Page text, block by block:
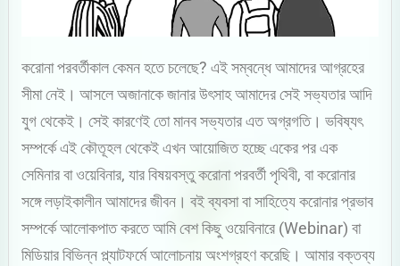
করোনা পরবর্তীকাল কেমন হতে চলেছে? এই সম্বন্ধে আমাদের আগ্রহের
সীমা নেই। আসলে অজানাকে জানার উৎসাহ আমাদের সেই সভ্যতার আদি
যুগ থেকেই। সেই কারণেই তো মানব সভ্যতার এত অগ্রগতি। ভবিষ্যৎ
সম্পর্কে এই কৌতূহল থেকেই এখন আয়োজিত হচ্ছে একের পর এক
সেমিনার বা ওয়েবিনার, যার বিষয়বস্তু করোনা পরবর্তী পৃথিবী, বা করোনার
সঙ্গে লড়াইকালীন আমাদের জীবন। বই ব্যবসা বা সাহিত্যে করোনার প্রভাব
সম্পর্কে আলোকপাত করতে আমি বেশ কিছু ওয়েবিনারে (Webinar) বা
মিডিয়ার বিভিন্ন প্ল্যাটফর্মে আলোচনায় অংশগ্রহণ করেছি। আমার বক্তব্য